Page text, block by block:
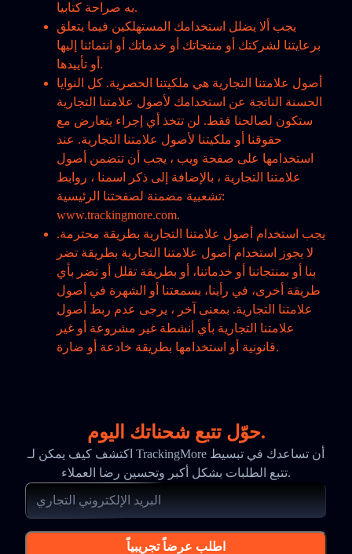
به صراحة كتابيا.
يجب ألا يضلل استخدامك المستهلكين فيما يتعلق
برعايتنا لشركتك أو منتجاتك أو خدماتك أو انتمائنا إليها
أو تأييدها.
أصول علامتنا التجارية هي ملكيتنا الحصرية. كل النوايا
الحسنة الناتجة عن استخدامك لأصول علامتنا التجارية
ستكون لصالحنا فقط. لن تتخذ أي إجراء يتعارض مع
حقوقنا أو ملكيتنا لأصول علامتنا التجارية. عند
استخدامها على صفحة ويب ، يجب أن تتضمن أصول
علامتنا التجارية ، بالإضافة إلى ذكر اسمنا ، روابط
تشعبية مضمنة لصفحتنا الرئيسية:
www.trackingmore.com.
يجب استخدام أصول علامتنا التجارية بطريقة محترمة.
لا يجوز استخدام أصول علامتنا التجارية بطريقة تضر
بنا أو بمنتجاتنا أو خدماتنا، أو بطريقة تقلل أو تضر بأي
طريقة أخرى، في رأينا، بسمعتنا أو الشهرة في أصول
علامتنا التجارية. بمعنى آخر ، يرجى عدم ربط أصول
علامتنا التجارية بأي أنشطة غير مشروعة أو غير
قانونية أو استخدامها بطريقة خادعة أو ضارة.
حوّل تتبع شحناتك اليوم.
اكتشف كيف يمكن لـ TrackingMore أن تساعدك في تبسيط
تتبع الطلبات بشكل أكبر وتحسين رضا العملاء.
اطلب عرضاً تجريبياً